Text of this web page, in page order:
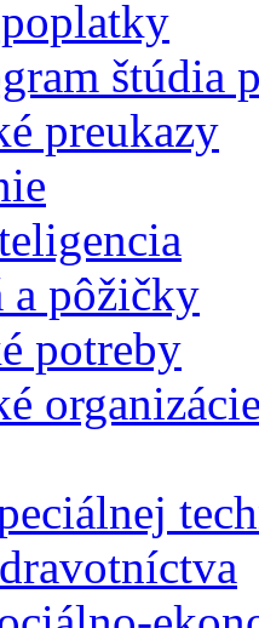
štúdia
preukazy
a pôžičky
potreby